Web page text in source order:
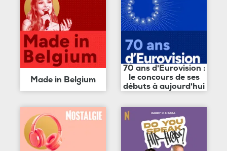
Made in Belgium
70 ans d'Eurovision :
le concours de ses
débuts à aujourd'hui